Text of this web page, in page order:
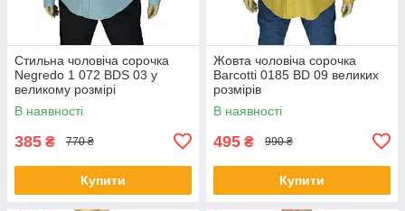
Стильна чоловіча сорочка
Negredo 1 072 BDS 03 у
великому розмірі
В наявності
385 ₴ 770 ₴
Купити
Жовта чоловіча сорочка
Barcotti 0185 BD 09 великих
розмірів
В наявності
495 ₴ 990 ₴
Купити